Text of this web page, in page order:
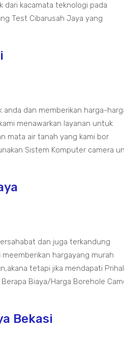
dari kacamata teknologi pada
Test Cibarusah Jaya yang
dan memberikan harga-
menawarkan layanan untuk
mata air tanah yang kami bor
Sistem Komputer camera
dan juga terkandung
hargayang murah
tetapi jika mendapati Prihal
Biaya/Harga Borehole
Bekasi